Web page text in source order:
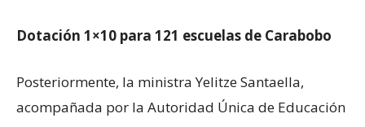
Dotación 1×10 para 121 escuelas de Carabobo
Posteriormente, la ministra Yelitze Santaella,
acompañada por la Autoridad Única de Educación